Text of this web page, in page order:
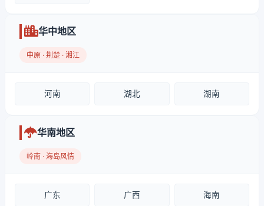
华中地区
中原 · 荆楚 · 湘江
河南 湖北 湖南
华南地区
岭南 · 海岛风情
广东 广西 海南